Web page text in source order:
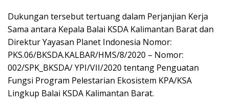
Dukungan tersebut tertuang dalam Perjanjian Kerja
Sama antara Kepala Balai KSDA Kalimantan Barat dan
Direktur Yayasan Planet Indonesia Nomor:
PKS.06/BKSDA.KALBAR/HMS/8/2020 – Nomor:
002/SPK_BKSDA/ YPI/VII/2020 tentang Penguatan
Fungsi Program Pelestarian Ekosistem KPA/KSA
Lingkup Balai KSDA Kalimantan Barat.